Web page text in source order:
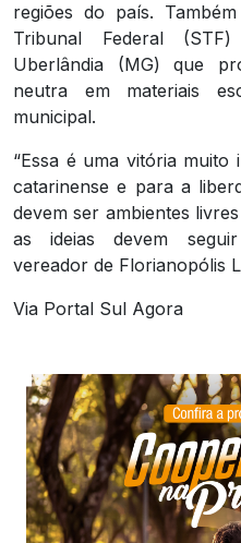
regiões do país.
Tribunal Federal
Uberlândia (MG) que
neutra em materiais
municipal.
“Essa é uma vitória
catarinense e para a
devem ser ambientes
as ideias devem
vereador de Florianopólis
Via Portal Sul Agora